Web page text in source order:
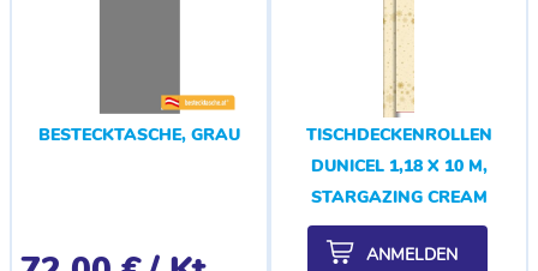
BESTECKTASCHE, GRAU
TISCHDECKENROLLEN
DUNICEL 1,18 X 10 M,
STARGAZING CREAM
ANMELDEN